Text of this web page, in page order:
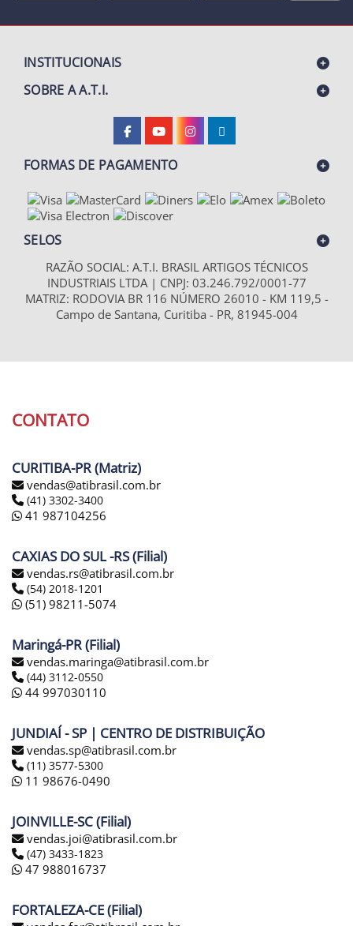
INSTITUCIONAIS
SOBRE A A.T.I.
FORMAS DE PAGAMENTO
SELOS
RAZÃO SOCIAL: A.T.I. BRASIL ARTIGOS TÉCNICOS
INDUSTRIAIS LTDA | CNPJ: 03.246.792/0001-77
MATRIZ: RODOVIA BR 116 NÚMERO 26010 - KM 119,5 -
Campo de Santana, Curitiba - PR, 81945-004
CONTATO
CURITIBA-PR (Matriz)
vendas@atibrasil.com.br
(41) 3302-3400
41 987104256
CAXIAS DO SUL -RS (Filial)
vendas.rs@atibrasil.com.br
(54) 2018-1201
(51) 98211-5074
Maringá-PR (Filial)
vendas.maringa@atibrasil.com.br
(44) 3112-0550
44 997030110
JUNDIAÍ - SP | CENTRO DE DISTRIBUIÇÃO
vendas.sp@atibrasil.com.br
(11) 3577-5300
11 98676-0490
JOINVILLE-SC (Filial)
vendas.joi@atibrasil.com.br
(47) 3433-1823
47 988016737
FORTALEZA-CE (Filial)